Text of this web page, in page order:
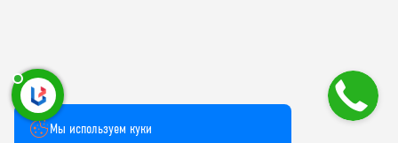
Мы используем куки